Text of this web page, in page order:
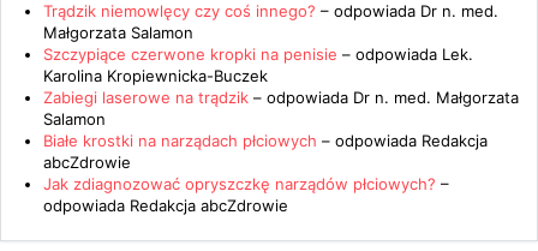
Trądzik niemowlęcy czy coś innego? – odpowiada Dr n. med.
Małgorzata Salamon
Szczypiące czerwone kropki na penisie – odpowiada Lek.
Karolina Kropiewnicka-Buczek
Zabiegi laserowe na trądzik – odpowiada Dr n. med. Małgorzata
Salamon
Białe krostki na narządach płciowych – odpowiada Redakcja
abcZdrowie
Jak zdiagnozować opryszczkę narządów płciowych? –
odpowiada Redakcja abcZdrowie